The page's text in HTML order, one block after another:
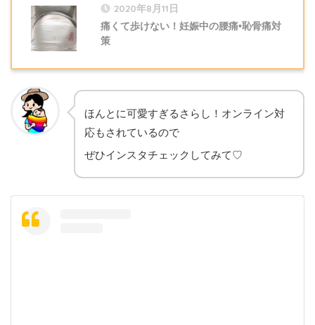
2020年8月11日
痛くて歩けない！妊娠中の腰痛•恥骨痛対
策
ほんとに可愛すぎるさらし！オンライン対
応もされているので
ぜひインスタチェックしてみて♡